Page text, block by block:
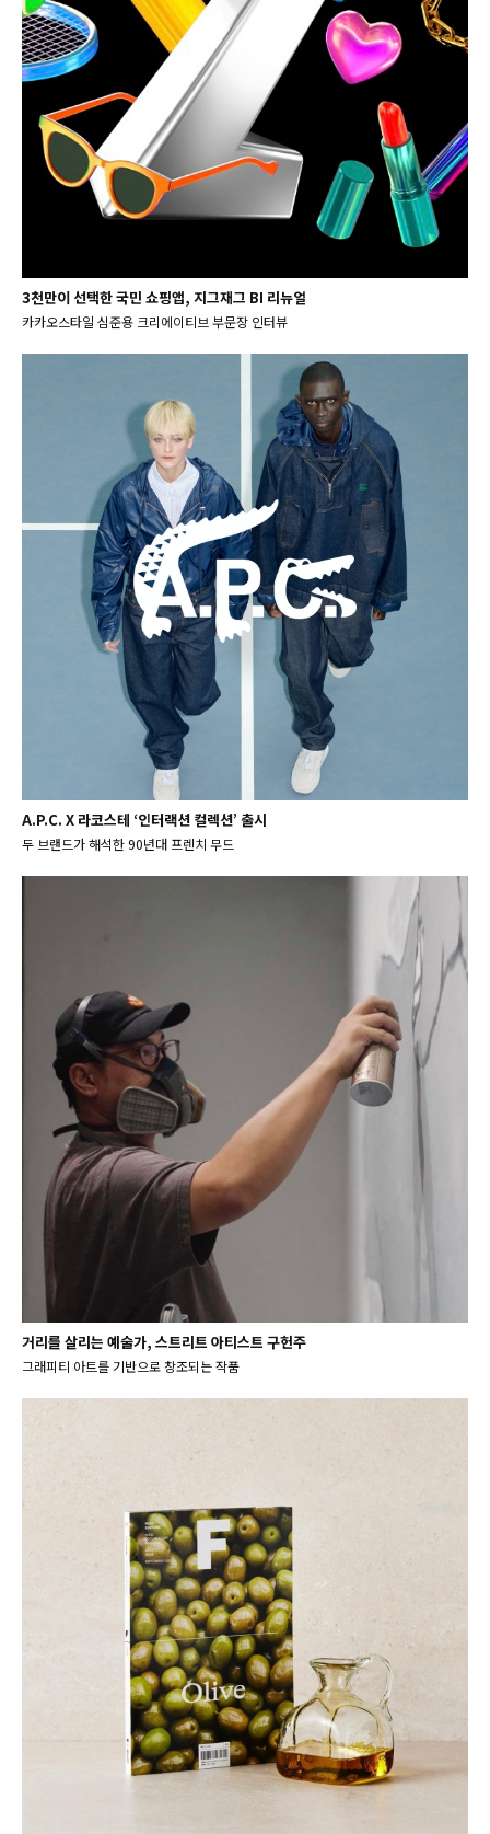
3천만이 선택한 국민 쇼핑앱, 지그재그 BI 리뉴얼
카카오스타일 심준용 크리에이티브 부문장 인터뷰
A.P.C. X 라코스테 ‘인터랙션 컬렉션’ 출시
두 브랜드가 해석한 90년대 프렌치 무드
거리를 살리는 예술가, 스트리트 아티스트 구헌주
그래피티 아트를 기반으로 창조되는 작품